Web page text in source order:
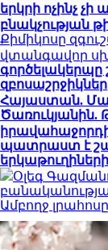
երկրի ոչինչ չի
բնակչության
Քիմիկոսը
վտանգավոր
գործելակերպը
Հայաստան.
Ծառուկյանին.
պատրաստ է
Օլեգ
Ամբողջ